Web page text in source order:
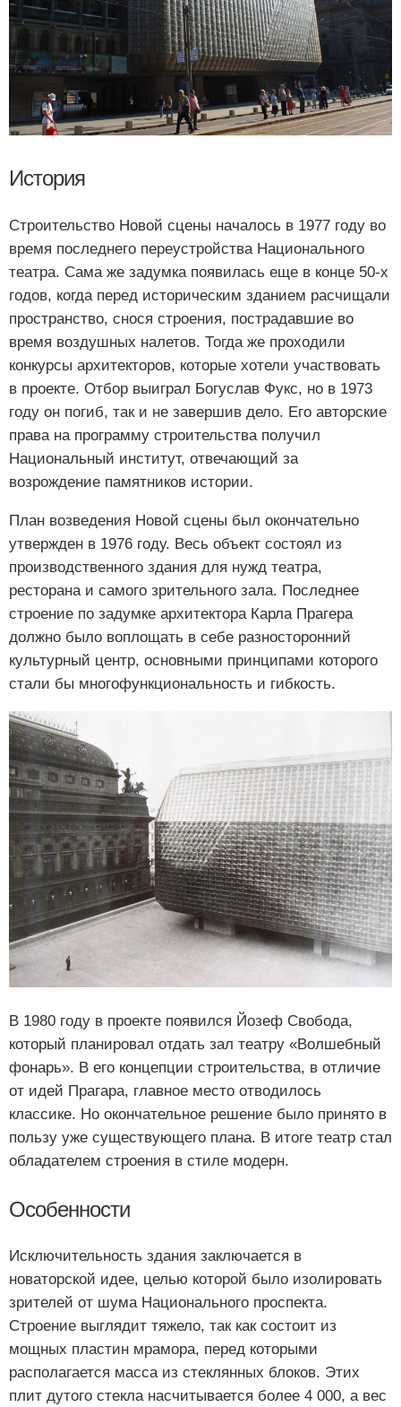
История
Строительство Новой сцены началось в 1977 году во
время последнего переустройства Национального
театра. Сама же задумка появилась еще в конце 50-х
годов, когда перед историческим зданием расчищали
пространство, снося строения, пострадавшие во
время воздушных налетов. Тогда же проходили
конкурсы архитекторов, которые хотели участвовать
в проекте. Отбор выиграл Богуслав Фукс, но в 1973
году он погиб, так и не завершив дело. Его авторские
права на программу строительства получил
Национальный институт, отвечающий за
возрождение памятников истории.
План возведения Новой сцены был окончательно
утвержден в 1976 году. Весь объект состоял из
производственного здания для нужд театра,
ресторана и самого зрительного зала. Последнее
строение по задумке архитектора Карла Прагера
должно было воплощать в себе разносторонний
культурный центр, основными принципами которого
стали бы многофункциональность и гибкость.
В 1980 году в проекте появился Йозеф Свобода,
который планировал отдать зал театру «Волшебный
фонарь». В его концепции строительства, в отличие
от идей Прагара, главное место отводилось
классике. Но окончательное решение было принято в
пользу уже существующего плана. В итоге театр стал
обладателем строения в стиле модерн.
Особенности
Исключительность здания заключается в
новаторской идее, целью которой было изолировать
зрителей от шума Национального проспекта.
Строение выглядит тяжело, так как состоит из
мощных пластин мрамора, перед которыми
располагается масса из стеклянных блоков. Этих
плит дутого стекла насчитывается более 4 000, а вес